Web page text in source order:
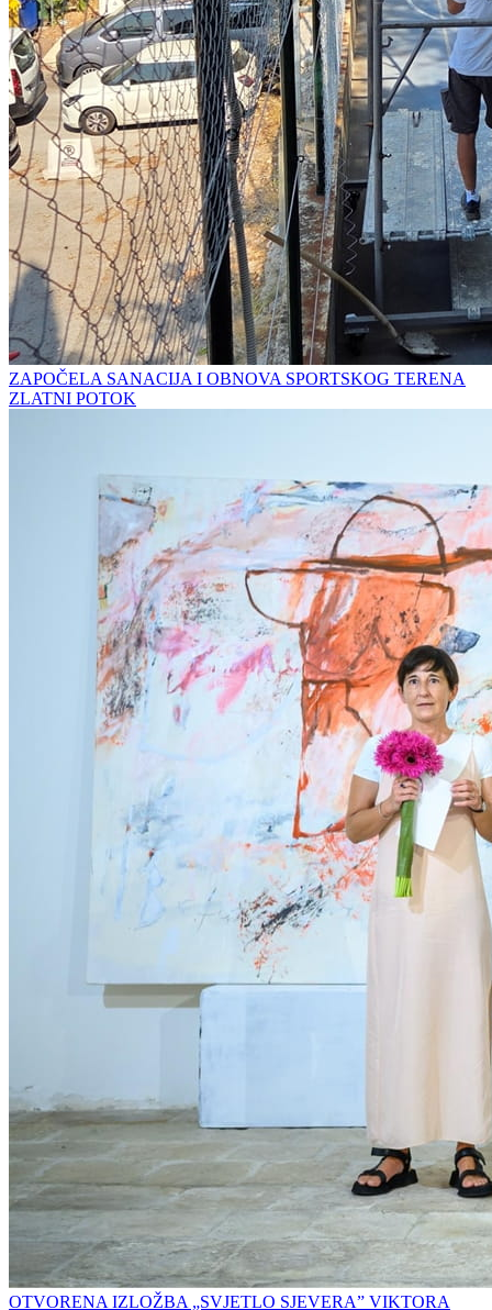
ZAPOČELA SANACIJA I OBNOVA SPORTSKOG TERENA
ZLATNI POTOK
OTVORENA IZLOŽBA „SVJETLO SJEVERA” VIKTORA